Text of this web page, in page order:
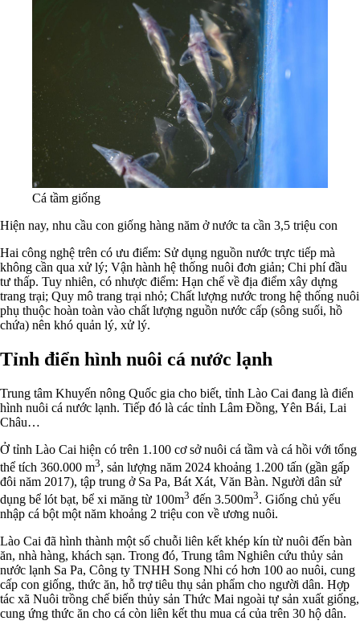
Cá tầm giống
Hiện nay, nhu cầu con giống hàng năm ở nước ta cần 3,5 triệu con
Hai công nghệ trên có ưu điểm: Sử dụng nguồn nước trực tiếp mà
không cần qua xử lý; Vận hành hệ thống nuôi đơn giản; Chi phí đầu
tư thấp. Tuy nhiên, có nhược điểm: Hạn chế về địa điểm xây dựng
trang trại; Quy mô trang trại nhỏ; Chất lượng nước trong hệ thống nuôi
phụ thuộc hoàn toàn vào chất lượng nguồn nước cấp (sông suối, hồ
chứa) nên khó quản lý, xử lý.
Tỉnh điển hình nuôi cá nước lạnh
Trung tâm Khuyến nông Quốc gia cho biết, tỉnh Lào Cai đang là điển
hình nuôi cá nước lạnh. Tiếp đó là các tỉnh Lâm Đồng, Yên Bái, Lai
Châu…
Ở tỉnh Lào Cai hiện có trên 1.100 cơ sở nuôi cá tầm và cá hồi với tổng
thể tích 360.000 m3, sản lượng năm 2024 khoảng 1.200 tấn (gần gấp
đôi năm 2017), tập trung ở Sa Pa, Bát Xát, Văn Bàn. Người dân sử
dụng bể lót bạt, bể xi măng từ 100m3 đến 3.500m3. Giống chủ yếu
nhập cá bột một năm khoảng 2 triệu con về ương nuôi.
Lào Cai đã hình thành một số chuỗi liên kết khép kín từ nuôi đến bàn
ăn, nhà hàng, khách sạn. Trong đó, Trung tâm Nghiên cứu thủy sản
nước lạnh Sa Pa, Công ty TNHH Song Nhi có hơn 100 ao nuôi, cung
cấp con giống, thức ăn, hỗ trợ tiêu thụ sản phẩm cho người dân. Hợp
tác xã Nuôi trồng chế biến thủy sản Thức Mai ngoài tự sản xuất giống,
cung ứng thức ăn cho cá còn liên kết thu mua cá của trên 30 hộ dân.